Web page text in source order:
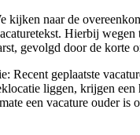
kijken naar de
Hierbij
gevolgd door de korte
Recent geplaatste
liggen, krijgen een
een vacature ouder is